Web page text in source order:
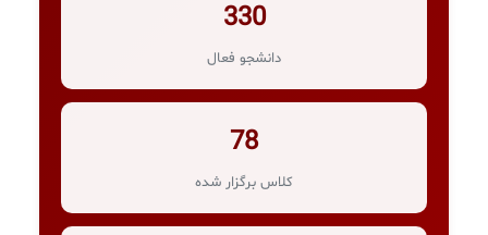
330
دانشجو فعال
78
کلاس برگزار شده